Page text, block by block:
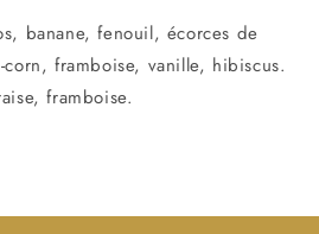
banane, fenouil, écorces de
framboise, vanille, hibiscus.
framboise.